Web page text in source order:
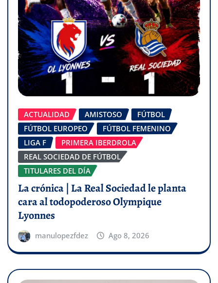
ACTUALIDAD AMISTOSO
FÚTBOL
FÚTBOL EUROPEO
FÚTBOL FEMENINO
LIGA F
PRIMERA IBERDROLA
REAL SOCIEDAD DE FÚTBOL
TITULARES DEL DÍA
La crónica | La Real Sociedad le planta
cara al todopoderoso Olympique
Lyonnes
manulopezfdez Ago 8, 2026